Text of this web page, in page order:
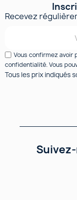
Recevez
Vous confirmez avoir
confidentialité. Vous
Tous les prix indiqués